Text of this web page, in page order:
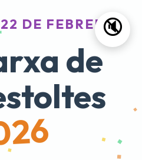
🔇
DE FEBRER
de